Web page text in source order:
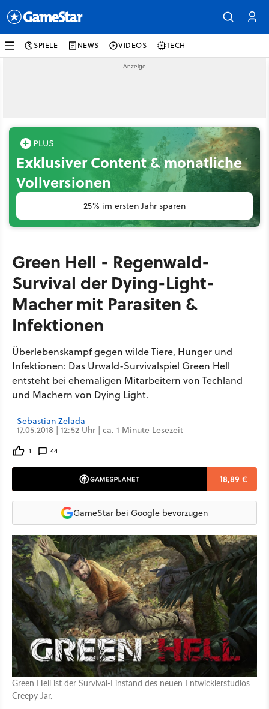
SPIELE NEWS VIDEOS TECH
Exklusiver Content & monatliche
Vollversionen
25% im ersten Jahr sparen
Green Hell - Regenwald-
Survival der Dying-Light-
Macher mit Parasiten &
Infektionen
Überlebenskampf gegen wilde Tiere, Hunger und
Infektionen: Das Urwald-Survivalspiel Green Hell
entsteht bei ehemaligen Mitarbeitern von Techland
und Machern von Dying Light.
Sebastian Zelada
17.05.2018 | 12:52 Uhr | ca. 1 Minute Lesezeit
1 44
18,89 €
GameStar bei Google bevorzugen
Green Hell ist der Survival-Einstand des neuen Entwicklerstudios
Creepy Jar.